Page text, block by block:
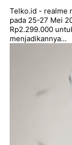
Telko.id - realme
pada 25-27 Mei
Rp2.299.000
menjadikannya...